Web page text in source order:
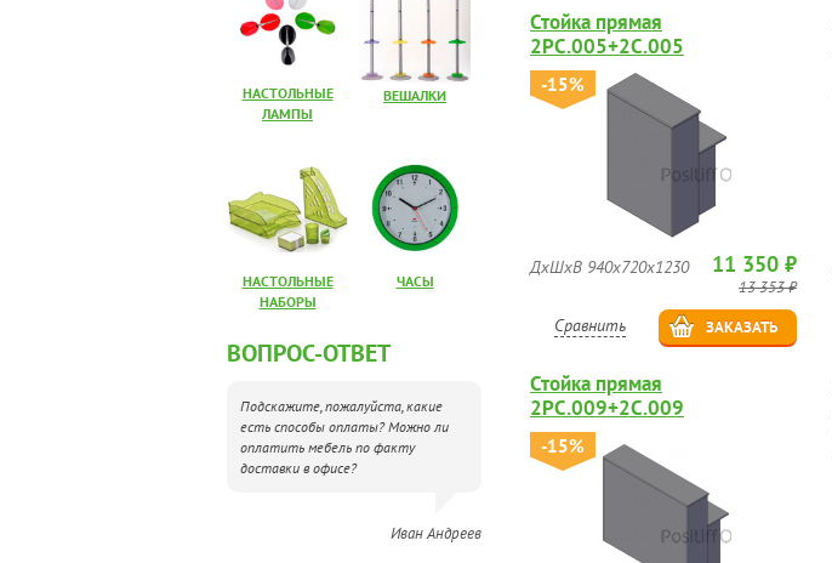
НАСТОЛЬНЫЕ
ЛАМПЫ
ВЕШАЛКИ
НАСТОЛЬНЫЕ
НАБОРЫ
ЧАСЫ
ВОПРОС-ОТВЕТ
Подскажите, пожалуйста, какие
есть способы оплаты? Можно ли
оплатить мебель по факту
доставки в офисе?
Иван Андреев
Стойка прямая
2РС.005+2С.005
-15%
ДхШхВ 940х720х1230 11 350 ₽
13 353 ₽
Сравнить ЗАКАЗАТЬ
Стойка прямая
2РС.009+2С.009
-15%